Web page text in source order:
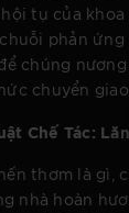
tụ của
phản
chúng
chuyển
Chế Tác:
thơm là gì,
nhà hoàn